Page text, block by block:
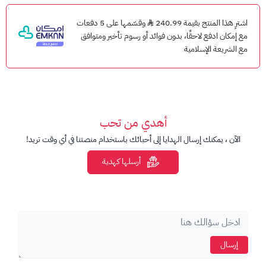
معلومات مهمة:
للاستخدام على نون السعودية.
صلاحية البطاقة سنة واحدة.
غير قابلة للاسترداد النقدي.
للمزيد من التفاصيل راجع دليل بطاقات هدايا نون وطريقة التفعيل.
اشترِ هذا المنتج بقيمة 240.99
وقسّمها على 5 دفعات
مع إمكان ادفع لاحقًا، بدون فوائد أو رسوم تأخير ومتوافق
مع الشريعة الإسلامية
أهدي من تحب
الآن ، يمكنك إرسال الهدايا إلى أحبائك باستخدام منصتنا في أي وقت تريد!
أرسلها كهدية
إرسال